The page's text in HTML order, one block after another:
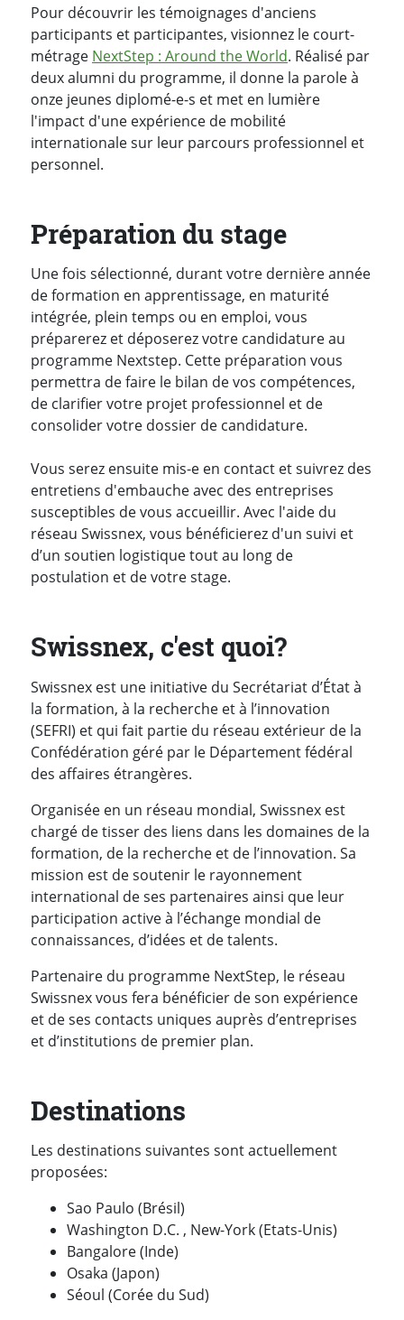
Pour découvrir les témoignages d'anciens
participants et participantes, visionnez le court-
métrage NextStep : Around the World. Réalisé par
deux alumni du programme, il donne la parole à
onze jeunes diplomé-e-s et met en lumière
l'impact d'une expérience de mobilité
internationale sur leur parcours professionnel et
personnel.
Préparation du stage
Une fois sélectionné, durant votre dernière année
de formation en apprentissage, en maturité
intégrée, plein temps ou en emploi, vous
préparerez et déposerez votre candidature au
programme Nextstep. Cette préparation vous
permettra de faire le bilan de vos compétences,
de clarifier votre projet professionnel et de
consolider votre dossier de candidature.
Vous serez ensuite mis-e en contact et suivrez des
entretiens d'embauche avec des entreprises
susceptibles de vous accueillir. Avec l'aide du
réseau Swissnex, vous bénéficierez d'un suivi et
d’un soutien logistique tout au long de
postulation et de votre stage.
Swissnex, c'est quoi?
Swissnex est une initiative du Secrétariat d’État à
la formation, à la recherche et à l’innovation
(SEFRI) et qui fait partie du réseau extérieur de la
Confédération géré par le Département fédéral
des affaires étrangères.
Organisée en un réseau mondial, Swissnex est
chargé de tisser des liens dans les domaines de la
formation, de la recherche et de l’innovation. Sa
mission est de soutenir le rayonnement
international de ses partenaires ainsi que leur
participation active à l’échange mondial de
connaissances, d’idées et de talents.
Partenaire du programme NextStep, le réseau
Swissnex vous fera bénéficier de son expérience
et de ses contacts uniques auprès d’entreprises
et d’institutions de premier plan.
Destinations
Les destinations suivantes sont actuellement
proposées:
Sao Paulo (Brésil)
Washington D.C. , New-York (Etats-Unis)
Bangalore (Inde)
Osaka (Japon)
Séoul (Corée du Sud)